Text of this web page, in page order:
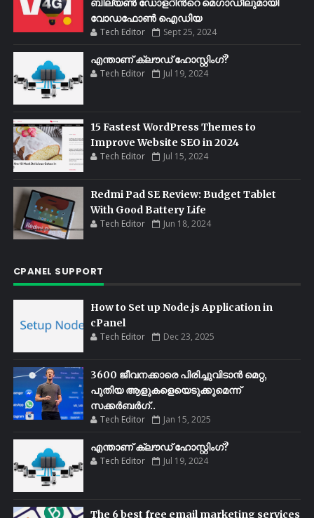
ബില്യണ്‍ ഡോളറിന്‍റെ മെഗാഡീലുമായി
വോഡഫോണ്‍ ഐഡിയ
Tech Editor Sept 25, 2024
എന്താണ് ക്ലൗഡ് ഹോസ്റ്റിംഗ്?
Tech Editor Jul 19, 2024
15 Fastest WordPress Themes to
Improve Website SEO in 2024
Tech Editor Jul 15, 2024
Redmi Pad SE Review: Budget Tablet
With Good Battery Life
Tech Editor Jun 18, 2024
CPANEL SUPPORT
How to Set up Node.js Application in
cPanel
Tech Editor Dec 23, 2025
3600 ജീവനക്കാരെ പിരിച്ചുവിടാൻ മെറ്റ,
പുതിയ ആളുകളെയെടുക്കുമെന്ന്
സക്കർബർഗ്..
Tech Editor Jan 15, 2025
എന്താണ് ക്ലൗഡ് ഹോസ്റ്റിംഗ്?
Tech Editor Jul 19, 2024
The 6 best free email marketing services